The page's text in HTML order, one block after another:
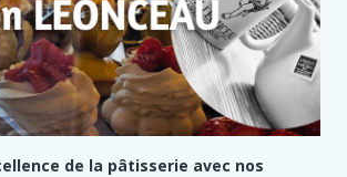
de la pâtisserie avec nos